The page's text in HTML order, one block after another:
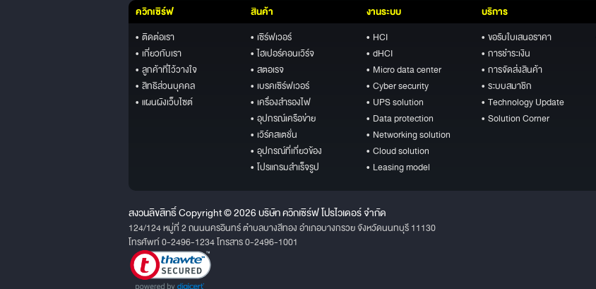
ควิกเซิร์ฟ
• ติดต่อเรา
• เกี่ยวกับเรา
• ลูกค้าที่ไว้วางใจ
• สิทธิส่วนบุคคล
• แผนผังเว็บไซต์
สินค้า
• เซิร์ฟเวอร์
• ไฮเปอร์คอนเวิร์จ
• สตอเรจ
• เบรคเซิร์ฟเวอร์
• เครื่องสำรองไฟ
• อุปกรณ์เครือข่าย
• เวิร์คสเตชั่น
• อุปกรณ์ที่เกี่ยวข้อง
• โปรแกรมสำเร็จรูป
งานระบบ
• HCI
• dHCI
• Micro data center
• Cyber security
• UPS solution
• Data protection
• Networking solution
• Cloud solution
• Leasing model
บริการ
• ขอรับใบเสนอราคา
• การชำระเงิน
• การจัดส่งสินค้า
• ระบบสมาชิก
• Technology Update
• Solution Corner
สงวนลิขสิทธิ์ Copyright © 2026 บริษัท ควิกเซิร์ฟ โปรไวเดอร์ จำกัด
124/124 หมู่ที่ 2 ถนนนครอินทร์ ตำบลบางสีทอง อำเภอบางกรวย จังหวัดนนทบุรี 11130
โทรศัพท์ 0-2496-1234 โทรสาร 0-2496-1001